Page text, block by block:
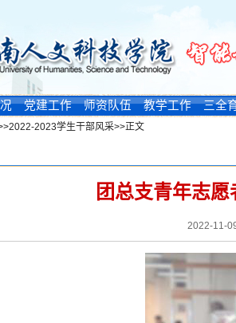
党建工作 师资队伍 教学工作 三全
2022-2023学生干部风采>>正文
团总支青年志
2022-11-